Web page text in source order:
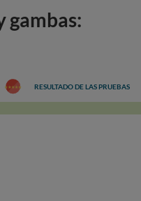
gambas:
RESULTADO DE LAS PRUEBAS